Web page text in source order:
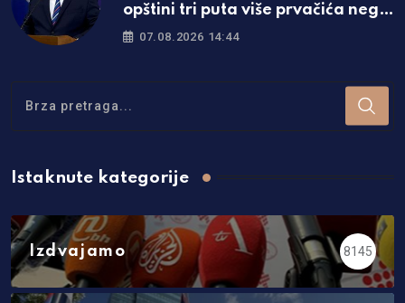
opštini tri puta više prvačića nego
lani07.08.2026 14:44
Istaknute kategorije
Izdvajamo 8145